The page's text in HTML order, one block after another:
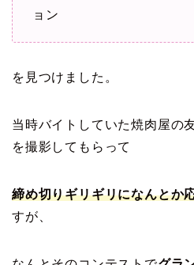
ョン
を見つけました。
当時バイトしていた焼肉屋の
を撮影してもらって
締め切りギリギリになんとか
すが、